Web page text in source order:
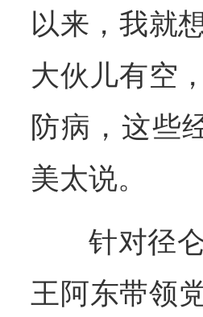
以来，我就
大伙儿有空
防病，这些
美太说。
针对径
王阿东带领